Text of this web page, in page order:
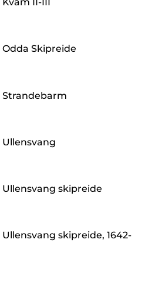
Skipreide
Strandebarm
skipreide
skipreide, 1642-